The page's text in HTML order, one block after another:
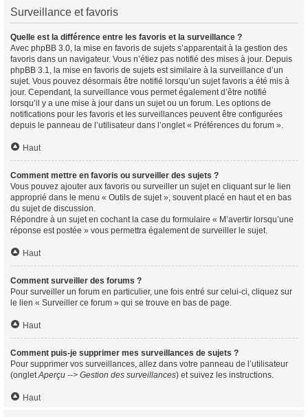
Surveillance et favoris
Quelle est la différence entre les favoris et la surveillance ?
Avec phpBB 3.0, la mise en favoris de sujets s’apparentait à la gestion des
favoris dans un navigateur. Vous n’étiez pas notifié des mises à jour. Depuis
phpBB 3.1, la mise en favoris de sujets est similaire à la surveillance d’un
sujet. Vous pouvez désormais être notifié lorsqu’un sujet favoris a été mis à
jour. Cependant, la surveillance vous permet également d’être notifié
lorsqu’il y a une mise à jour dans un sujet ou un forum. Les options de
notifications pour les favoris et les surveillances peuvent être configurées
depuis le panneau de l’utilisateur dans l’onglet « Préférences du forum ».
Haut
Comment mettre en favoris ou surveiller des sujets ?
Vous pouvez ajouter aux favoris ou surveiller un sujet en cliquant sur le lien
approprié dans le menu « Outils de sujet », souvent placé en haut et en bas
du sujet de discussion.
Répondre à un sujet en cochant la case du formulaire « M’avertir lorsqu’une
réponse est postée » vous permettra également de surveiller le sujet.
Haut
Comment surveiller des forums ?
Pour surveiller un forum en particulier, une fois entré sur celui-ci, cliquez sur
le lien « Surveiller ce forum » qui se trouve en bas de page.
Haut
Comment puis-je supprimer mes surveillances de sujets ?
Pour supprimer vos surveillances, allez dans votre panneau de l’utilisateur
(ongletAperçu --> Gestion des surveillances) et suivez les instructions.
Haut